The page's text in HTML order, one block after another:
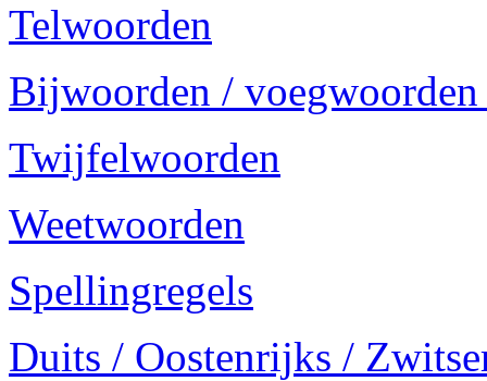
Telwoorden
Bijwoorden /
Twijfelwoorden
Weetwoorden
Spellingregels
Duits / Oostenrijks /